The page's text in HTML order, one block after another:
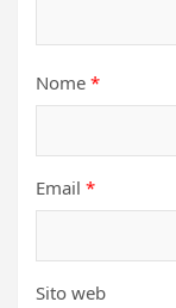
Nome *
Email *
Sito web